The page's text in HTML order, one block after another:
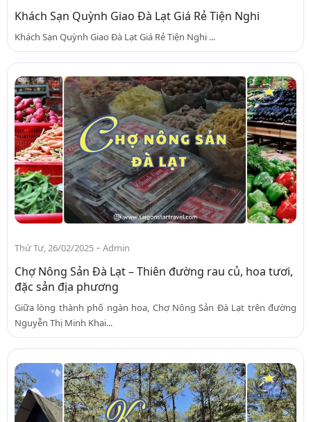
Khách Sạn Quỳnh Giao Đà Lạt Giá Rẻ Tiện Nghi
Khách Sạn Quỳnh Giao Đà Lạt Giá Rẻ Tiện Nghi ...
Thứ Tư, 26/02/2025 - Admin
Chợ Nông Sản Đà Lạt – Thiên đường rau củ, hoa tươi,
đặc sản địa phương
Giữa lòng thành phố ngàn hoa, Chợ Nông Sản Đà Lạt trên đường
Nguyễn Thị Minh Khai...